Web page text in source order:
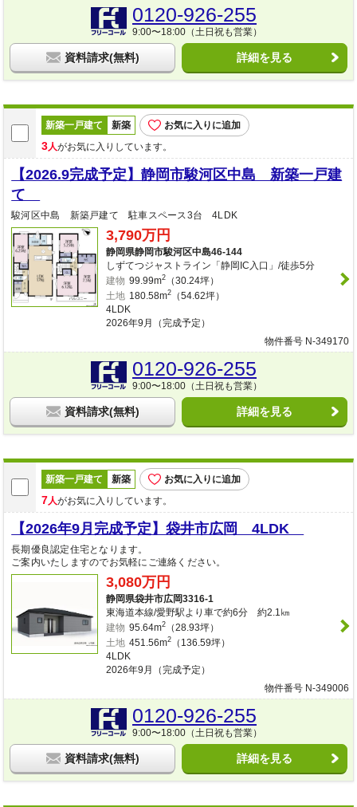
0120-926-255
9:00〜18:00（土日祝も営業）
資料請求(無料) 詳細を見る
新築一戸建て 新築 お気に入りに追加
3人がお気に入りしています。
【2026.9完成予定】静岡市駿河区中島 新築一戸建
て
駿河区中島 新築戸建て 駐車スペース3台 4LDK
3,790万円
静岡県静岡市駿河区中島46-144
しずてつジャストライン「静岡IC入口」/徒歩5分
建物 99.99m2（30.24坪）
土地 180.58m2（54.62坪）
4LDK
2026年9月（完成予定）
物件番号 N-349170
0120-926-255
9:00〜18:00（土日祝も営業）
資料請求(無料) 詳細を見る
新築一戸建て 新築 お気に入りに追加
7人がお気に入りしています。
【2026年9月完成予定】袋井市広岡 4LDK
長期優良認定住宅となります。
ご案内いたしますのでお気軽にご連絡ください。
3,080万円
静岡県袋井市広岡3316-1
東海道本線/愛野駅より車で約6分 約2.1㎞
建物 95.64m2（28.93坪）
土地 451.56m2（136.59坪）
4LDK
2026年9月（完成予定）
物件番号 N-349006
0120-926-255
9:00〜18:00（土日祝も営業）
資料請求(無料) 詳細を見る